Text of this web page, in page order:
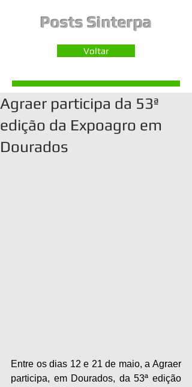
Posts Sinterpa
Voltar
Agraer participa da 53ª
edição da Expoagro em
Dourados
Entre os dias 12 e 21 de maio, a Agraer
participa, em Dourados, da 53ª edição